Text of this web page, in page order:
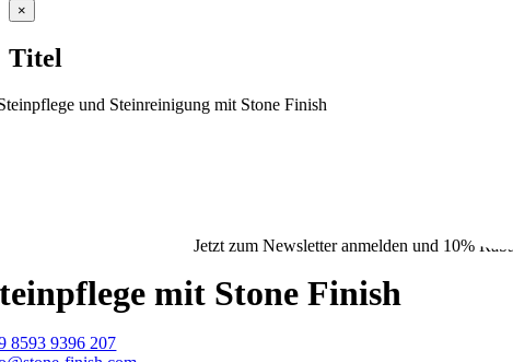
Close
product
view
×
Titel
Jetzt zum Newsletter anmelden und 10%
mit Stone Finish
8593 9396 207